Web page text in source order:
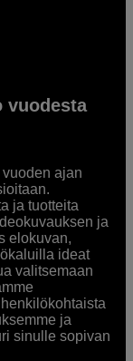
vuodesta
ajan
ja tuotteita
ja
elokuvan,
ideat
valitsemaan
ja
sinulle sopivan